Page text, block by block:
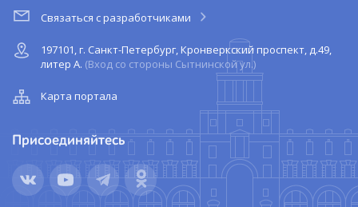
Связаться с разработчиками
197101, г. Санкт-Петербург, Кронверкский проспект, д.49,
литер А. (Вход со стороны Сытнинской ул.)
Карта портала
Присоединяйтесь